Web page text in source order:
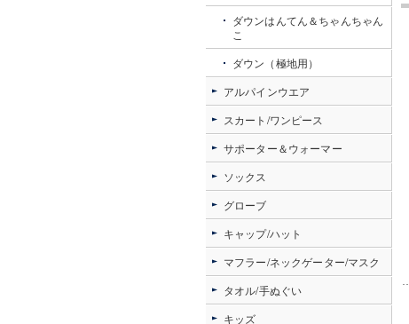
ダウンはんてん＆ちゃんちゃん
こ
ダウン（極地用）
アルパインウエア
スカート/ワンピース
サポーター＆ウォーマー
ソックス
グローブ
キャップ/ハット
マフラー/ネックゲーター/マスク
タオル/手ぬぐい
キッズ